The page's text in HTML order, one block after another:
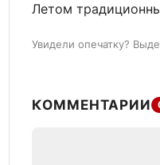
Летом
Увидели опечатку?
КОММЕНТАРИИ